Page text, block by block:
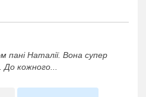
пані Наталії. Вона супер
До кожного...